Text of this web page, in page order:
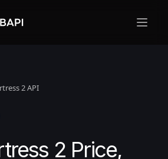
2 API
2 Price,